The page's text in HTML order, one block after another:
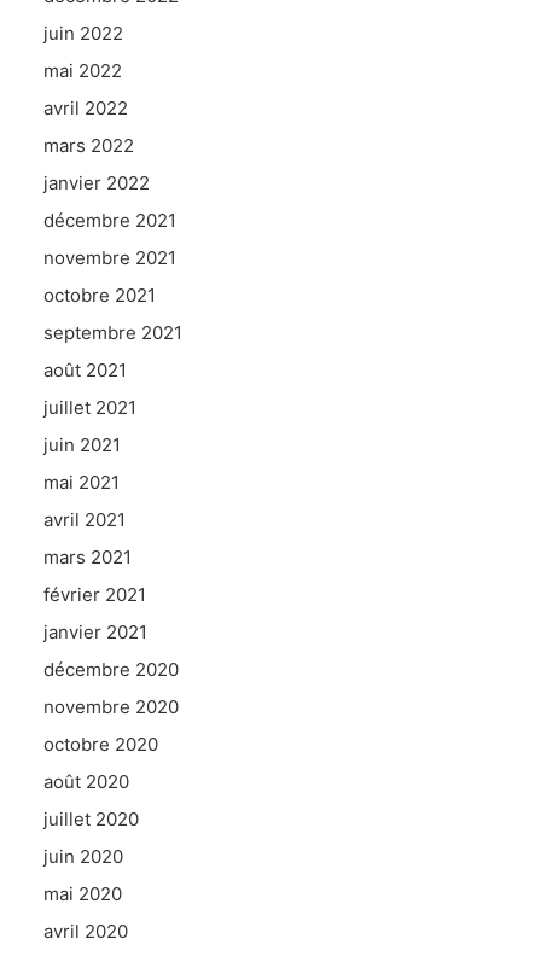
juin 2022
mai 2022
avril 2022
mars 2022
janvier 2022
décembre 2021
novembre 2021
octobre 2021
septembre 2021
août 2021
juillet 2021
juin 2021
mai 2021
avril 2021
mars 2021
février 2021
janvier 2021
décembre 2020
novembre 2020
octobre 2020
août 2020
juillet 2020
juin 2020
mai 2020
avril 2020